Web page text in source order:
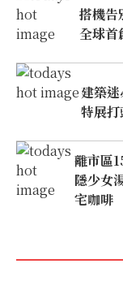
搭機告
全球
建築
特展
離市區
隱少女
宅咖啡